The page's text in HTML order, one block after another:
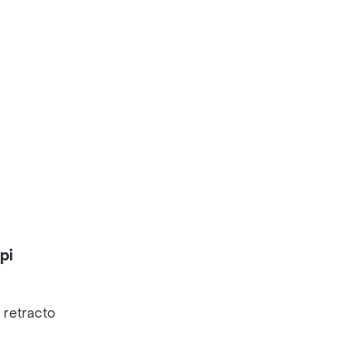
retracto